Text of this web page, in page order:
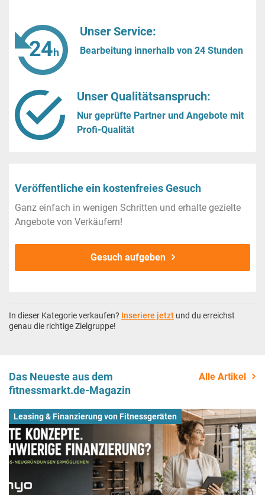
Unser Service:
Bearbeitung innerhalb von 24 Stunden
Unser Qualitätsanspruch:
Nur geprüfte Partner und Angebote mit
Profi-Qualität
Veröffentliche ein kostenfreies Gesuch
Ganz einfach in wenigen Schritten und erhalte gezielte
Angebote von Verkäufern!
Gesuch aufgeben
In dieser Kategorie verkaufen? Inseriere jetzt und du erreichst
genau die richtige Zielgruppe!
Das Neueste aus dem
fitnessmarkt.de-Magazin
Alle Artikel
Leasing & Finanzierung von Fitnessgeräten